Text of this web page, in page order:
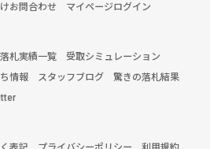
お問合わせ マイページログイン
落札実績一覧
受取シミュレーション
情報 スタッフブログ
驚きの落札結果